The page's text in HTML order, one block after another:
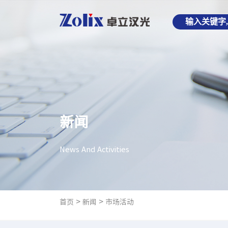
新闻
News And Activities
首页 >新闻 > 市场活动